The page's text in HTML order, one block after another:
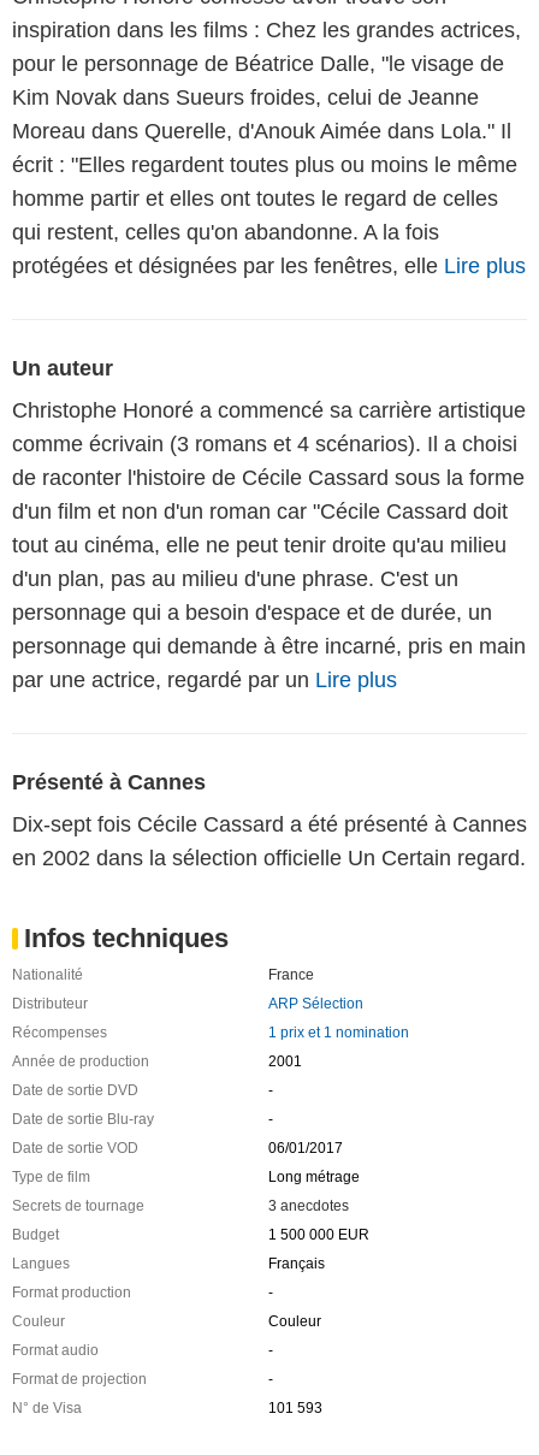
inspiration dans les films : Chez les grandes actrices,
pour le personnage de Béatrice Dalle, "le visage de
Kim Novak dans Sueurs froides, celui de Jeanne
Moreau dans Querelle, d'Anouk Aimée dans Lola." Il
écrit : "Elles regardent toutes plus ou moins le même
homme partir et elles ont toutes le regard de celles
qui restent, celles qu'on abandonne. A la fois
protégées et désignées par les fenêtres, elle Lire plus
Un auteur
Christophe Honoré a commencé sa carrière artistique
comme écrivain (3 romans et 4 scénarios). Il a choisi
de raconter l'histoire de Cécile Cassard sous la forme
d'un film et non d'un roman car "Cécile Cassard doit
tout au cinéma, elle ne peut tenir droite qu'au milieu
d'un plan, pas au milieu d'une phrase. C'est un
personnage qui a besoin d'espace et de durée, un
personnage qui demande à être incarné, pris en main
par une actrice, regardé par un Lire plus
Présenté à Cannes
Dix-sept fois Cécile Cassard a été présenté à Cannes
en 2002 dans la sélection officielle Un Certain regard.
Infos techniques
Nationalité
France
Distributeur
ARP Sélection
Récompenses
1 prix et 1 nomination
Année de production
2001
Date de sortie DVD
-
Date de sortie Blu-ray
-
Date de sortie VOD
06/01/2017
Type de film
Long métrage
Secrets de tournage
3 anecdotes
Budget
1 500 000 EUR
Langues
Français
Format production
-
Couleur
Couleur
Format audio
-
Format de projection
-
N° de Visa
101 593